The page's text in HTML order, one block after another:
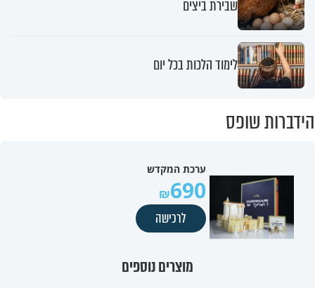
שבירת ביצים
לימוד הלכות בכל יום
הידברות שופס
ערכת המקדש
690
לרכישה
מוצרים נוספים